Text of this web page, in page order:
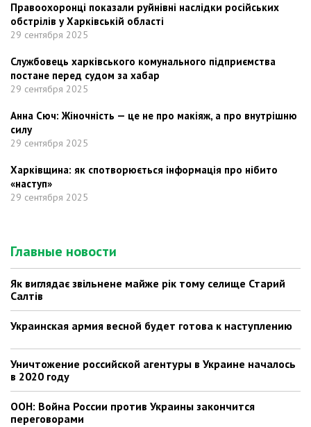
Правоохоронці показали руйнівні наслідки російських
обстрілів у Харківській області
29 сентября 2025
Службовець харківського комунального підприємства
постане перед судом за хабар
29 сентября 2025
Анна Сюч: Жіночність — це не про макіяж, а про внутрішню
силу
29 сентября 2025
Харківщина: як спотворюється інформація про нібито
«наступ»
29 сентября 2025
Главные новости
Як виглядає звільнене майже рік тому селище Старий
Салтів
Украинская армия весной будет готова к наступлению
Уничтожение российской агентуры в Украине началось
в 2020 году
ООН: Война России против Украины закончится
переговорами